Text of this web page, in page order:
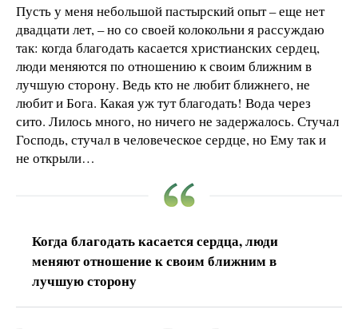
Пусть у меня небольшой пастырский опыт – еще нет
двадцати лет, – но со своей колокольни я рассуждаю
так: когда благодать касается христианских сердец,
люди меняются по отношению к своим ближним в
лучшую сторону. Ведь кто не любит ближнего, не
любит и Бога. Какая уж тут благодать! Вода через
сито. Лилось много, но ничего не задержалось. Стучал
Господь, стучал в человеческое сердце, но Ему так и
не открыли…
Когда благодать касается сердца, люди
меняют отношение к своим ближним в
лучшую сторону